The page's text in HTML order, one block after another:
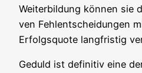
Wei­ter­bil­dung kön­nen sie
ven Fehl­ent­schei­dun­gen
Erfolgs­quo­te lang­fris­tig
Geduld ist defi­ni­tiv eine